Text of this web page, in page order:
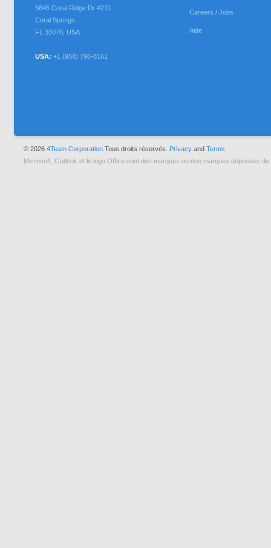
5645 Coral Ridge Dr #211
Coral Springs
FL 33076 USA
USA: +1 (954) 796-8161
Careers / Jobs
Aide
© 2026 4Team Corporation. Tous droits réservés. Privacy and Terms.
Microsoft, Outlook et le logo Office sont des marques ou des marques déposées